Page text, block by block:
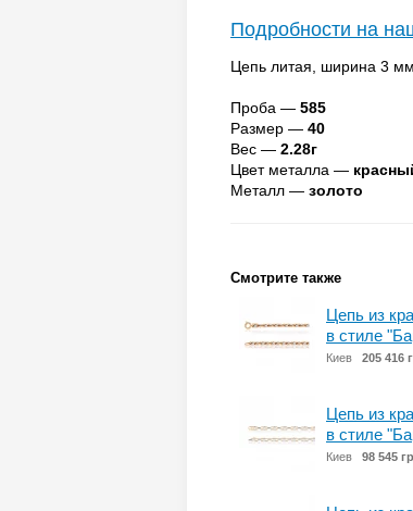
Подробности на
Цепь литая, ширина 3 мм
Проба — 585
Размер — 40
Вес — 2.28г
Цвет металла —
Металл — золото
Смотрите также
Цепь из
в стиле
Киев 205 416
Цепь из
в стиле
Киев 98 545